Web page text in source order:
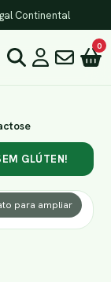
Continental
0
GLÚTEN!
para ampliar